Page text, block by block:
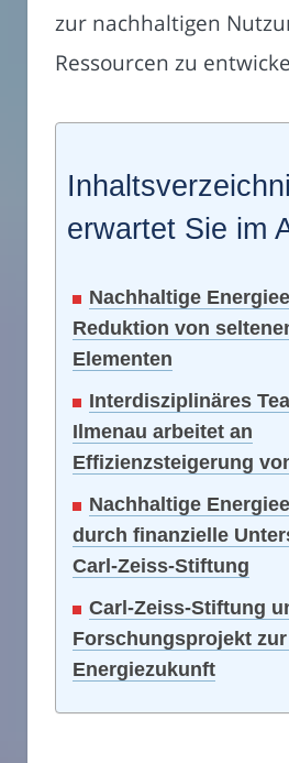
zur nachhaltigen
Ressourcen zu
erwartet Sie im
Nachhaltige
Reduktion von
Elementen
Interdisziplinäres
Ilmenau arbeitet an
Effizienzsteigerung
Nachhaltige
durch finanzielle
Carl-Zeiss-Stiftung
Carl-Zeiss-Stiftung
Forschungsprojekt
Energiezukunft